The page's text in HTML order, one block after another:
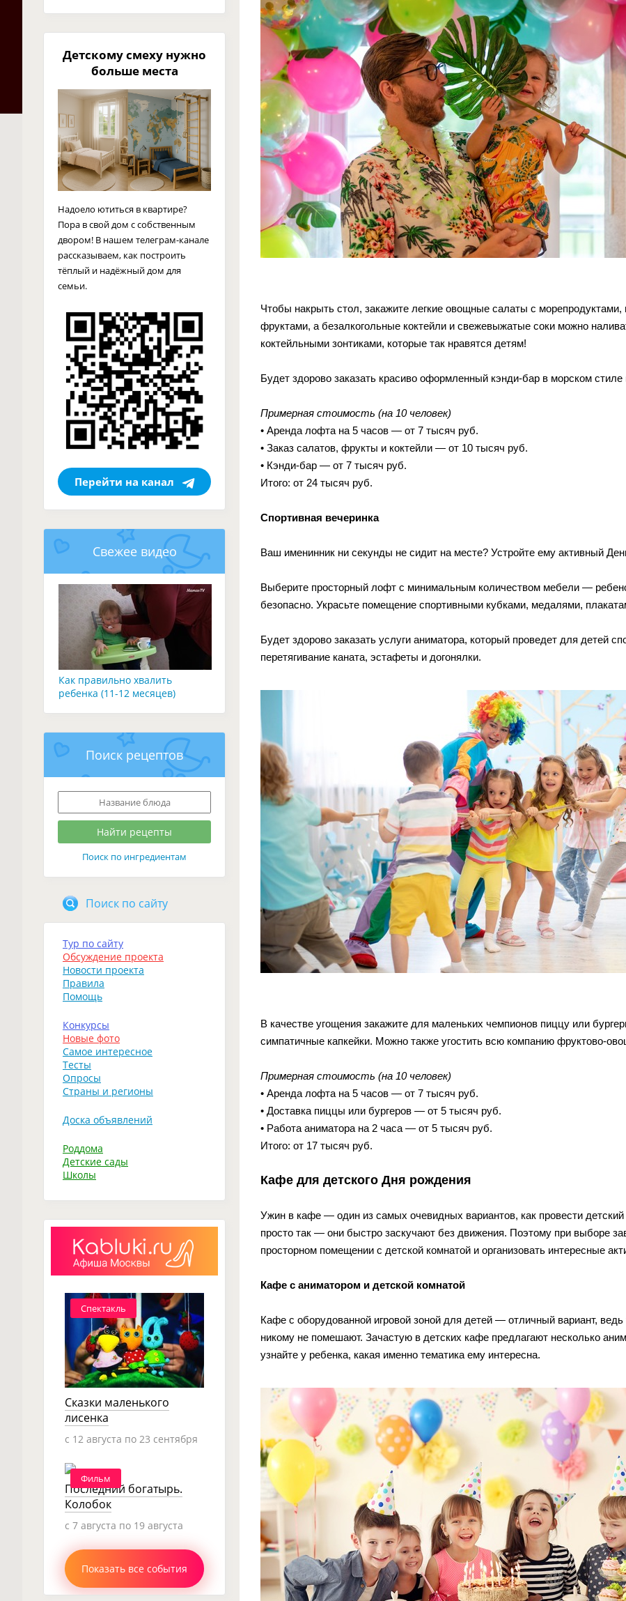
Чтобы накрыть стол, закажите легкие овощные салаты с морепродуктами,
фруктами, а безалкогольные коктейли и свежевыжатые соки можно
коктейльными зонтиками, которые так нравятся детям!
Будет здорово заказать красиво оформленный кэнди-бар в морском
Примерная стоимость (на 10 человек)
• Аренда лофта на 5 часов — от 7 тысяч руб.
• Заказ салатов, фрукты и коктейли — от 10 тысяч руб.
• Кэнди-бар — от 7 тысяч руб.
Итого: от 24 тысяч руб.
Спортивная вечеринка
Ваш именинник ни секунды не сидит на месте? Устройте ему активный
Выберите просторный лофт с минимальным количеством мебели —
безопасно. Украсьте помещение спортивными кубками, медалями,
Будет здорово заказать услуги аниматора, который проведет для детей
перетягивание каната, эстафеты и догонялки.
В качестве угощения закажите для маленьких чемпионов пиццу или
симпатичные капкейки. Можно также угостить всю компанию фруктово-
Примерная стоимость (на 10 человек)
• Аренда лофта на 5 часов — от 7 тысяч руб.
• Доставка пиццы или бургеров — от 5 тысяч руб.
• Работа аниматора на 2 часа — от 5 тысяч руб.
Итого: от 17 тысяч руб.
Кафе для детского Дня рождения
Ужин в кафе — один из самых очевидных вариантов, как провести
просто так — они быстро заскучают без движения. Поэтому при выборе
просторном помещении с детской комнатой и организовать интересные
Кафе с аниматором и детской комнатой
Кафе с оборудованной игровой зоной для детей — отличный вариант,
никому не помешают. Зачастую в детских кафе предлагают несколько
узнайте у ребенка, какая именно тематика ему интересна.
Детскому смеху нужно
больше места
Надоело ютиться в квартире?
Пора в свой дом с собственным
двором! В нашем телеграм-канале
рассказываем, как построить
тёплый и надёжный дом для
семьи.
Перейти на канал
Свежее видео
Как правильно хвалить
ребенка (11-12 месяцев)
Поиск рецептов
Поиск по ингредиентам
Поиск по сайту
Тур по сайту
Обсуждение проекта
Новости проекта
Правила
Помощь
Конкурсы
Новые фото
Самое интересное
Тесты
Опросы
Страны и регионы
Доска объявлений
Роддома
Детские сады
Школы
Спектакль
Сказки маленького
лисенка
c 12 августа по 23 сентября
Фильм
Последний богатырь.
Колобок
c 7 августа по 19 августа
Показать все события